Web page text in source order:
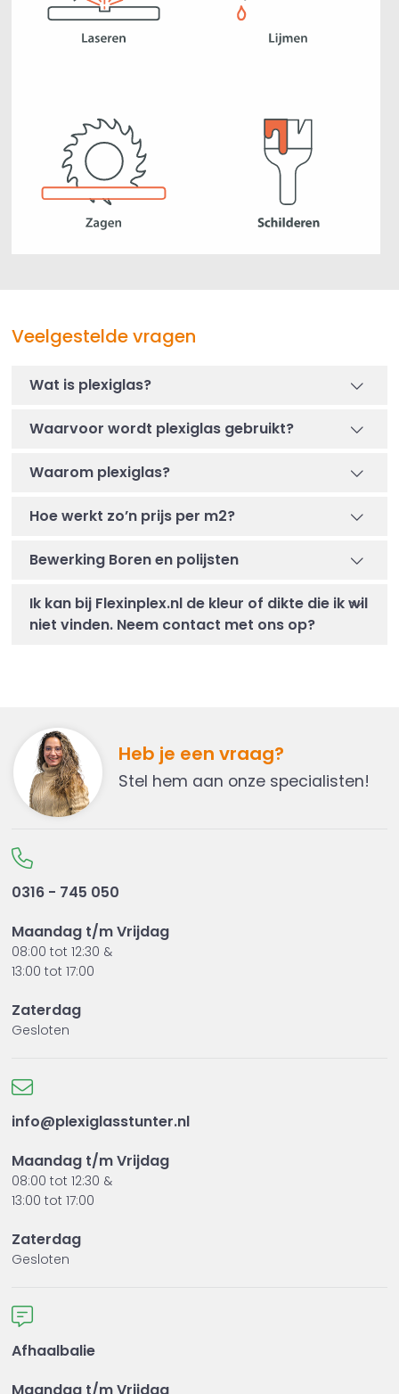
Veelgestelde vragen
Wat is plexiglas?
Waarvoor wordt plexiglas gebruikt?
Waarom plexiglas?
Hoe werkt zo’n prijs per m2?
Bewerking Boren en polijsten
Ik kan bij Flexinplex.nl de kleur of dikte die ik wil
niet vinden. Neem contact met ons op?
Heb je een vraag?
Stel hem aan onze specialisten!
0316 - 745 050
Maandag t/m Vrijdag
08:00 tot 12:30 &
13:00 tot 17:00
Zaterdag
Gesloten
info@plexiglasstunter.nl
Maandag t/m Vrijdag
08:00 tot 12:30 &
13:00 tot 17:00
Zaterdag
Gesloten
Afhaalbalie
Maandag t/m Vrijdag